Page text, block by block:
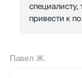
специалисту,
привести к
Павел Ж.